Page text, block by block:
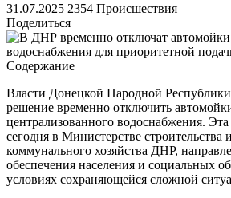
31.07.2025 2354 Происшествия
Поделиться
Содержание
Власти Донецкой Народной
решение временно отключить
централизованного водоснабжения.
сегодня в Министерстве
коммунального хозяйства ДНР,
обеспечения населения и социальных
условиях сохраняющейся сложной